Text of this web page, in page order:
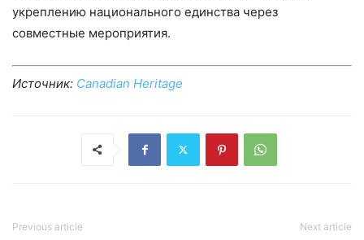
укреплению национального единства через
совместные мероприятия.
Источник: Canadian Heritage
Previous article Next article